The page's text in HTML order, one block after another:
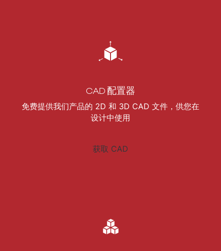
CAD 配置器
免费提供我们产品的 2D 和 3D CAD 文件，供您在
设计中使用
获取 CAD